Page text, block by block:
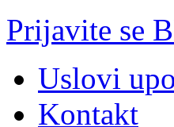
Prijavite se
Uslovi
Kontakt